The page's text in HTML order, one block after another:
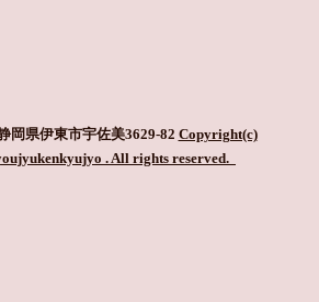
岡県伊東市宇佐美3629-82 Copyright(c)
. All rights reserved.